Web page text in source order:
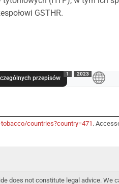
GSTHR.
przepisów
1 2023
countries?country=471 .
does not constitute legal advice. We